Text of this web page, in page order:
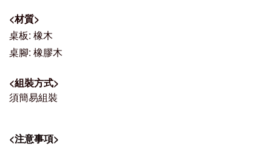
<材質>
桌板: 橡木
桌腳: 橡膠木
<組裝方式>
須簡易組裝
<注意事項>